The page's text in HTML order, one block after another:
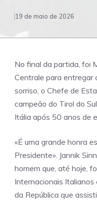
19 de maio de 2026
No final da partida, foi
Centrale para entregar
sorriso, o Chefe de
campeão do Tirol do
Itália após 50 anos de
«É uma grande honra
Presidente». Jannik
homem que, até hoje,
Internacionais
da República que